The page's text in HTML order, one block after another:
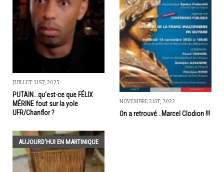
JUILLET 31ST, 2025
PUTAIN...qu'est-ce que FÉLIX
MÉRINE fout sur la yole
UFR/Chanflor ?
NOVEMBRE 21ST, 2022
On a retrouvé...Marcel Clodion !!!
AUJOURD'HUI EN MARTINIQUE